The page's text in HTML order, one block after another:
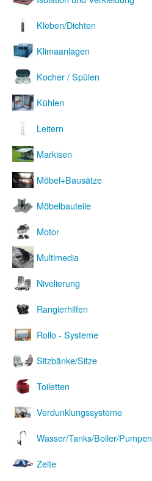
Kleben/Dichten
Klimaanlagen
Kocher / Spülen
Kühlen
Leitern
Markisen
Möbel+Bausätze
Möbelbauteile
Motor
Multimedia
Nivelierung
Rangierhilfen
Rollo - Systeme
Sitzbänke/Sitze
Toiletten
Verdunklungssysteme
Wasser/Tanks/Boiler/Pumpen
Zelte